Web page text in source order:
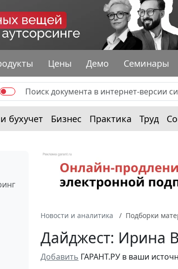
Цены Демо Семинары
бухучет Бизнес Практика Труд
Новости и аналитика Подборки
Дайджест: Ирина
Добавить ГАРАНТ.РУ в ваши